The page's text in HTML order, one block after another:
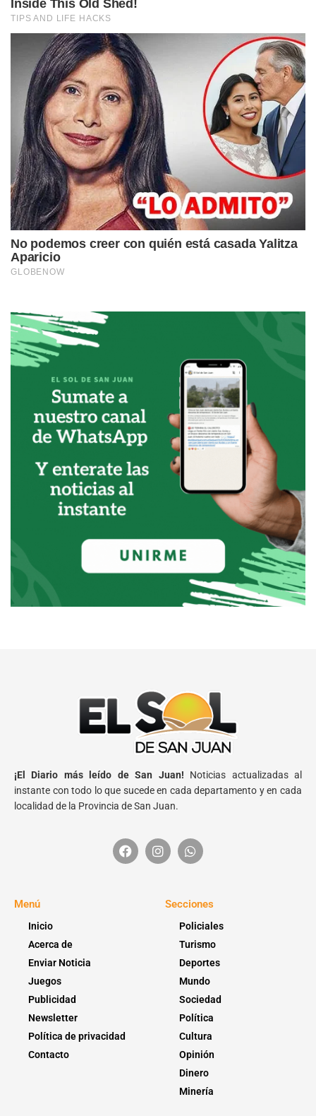
¡El Diario más leído de San Juan! Noticias actualizadas al
instante con todo lo que sucede en cada departamento y en cada
localidad de la Provincia de San Juan.
Menú
Inicio
Acerca de
Enviar Noticia
Juegos
Publicidad
Newsletter
Política de privacidad
Contacto
Secciones
Policiales
Turismo
Deportes
Mundo
Sociedad
Política
Cultura
Opinión
Dinero
Minería